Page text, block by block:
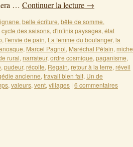
… Continuer la lecture →
, belle écriture, bête de somme,
cycle des saisons, d'infinis paysages, état
, l'envie de pain, La femme du boulanger, la
, Marcel Pagnol, Maréchal Pétain, miche
rural, narrateur, ordre cosmique, paganisme,
, pudeur, récolte, Regain, retour à la terre, réveil
ancienne, travail bien fait, Un de
, valeurs, vent, villages | 6 commentaires